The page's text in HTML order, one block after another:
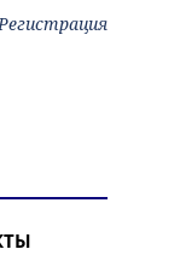
Регистрация